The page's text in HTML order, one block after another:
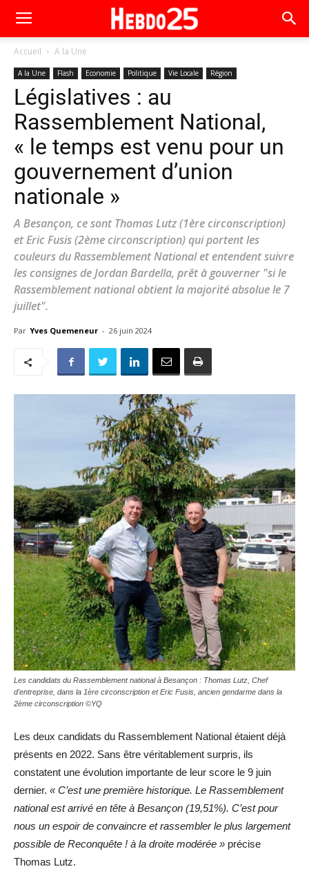
Accueil A la Une
A la Une Flash Economie Politique Vie Locale Région
Législatives : au
Rassemblement National,
« le temps est venu pour un
gouvernement d’union
nationale »
A Besançon, ce sont Thomas Lutz (1ère circonscription)
et Eric Fusis (2ème circonscription) qui portent les
couleurs du Rassemblement National et entendent suivre
les consignes de Jordan Bardella, prêt à gouverner "si le
Rassemblement national obtient la majorité absolue le 7
juillet".
Par Yves Quemeneur - 26 juin 2024
Les candidats du Rassemblement national à Besançon : Thomas Lutz, Chef
d'entreprise, dans la 1ère circonscription et Eric Fusis, ancien gendarme dans la
2ème circonscription ©YQ
Les deux candidats du Rassemblement National étaient déjà
présents en 2022. Sans être véritablement surpris, ils
constatent une évolution importante de leur score le 9 juin
dernier. « C’est une première historique. Le Rassemblement
national est arrivé en tête à Besançon (19,51%). C’est pour
nous un espoir de convaincre et rassembler le plus largement
possible de Reconquête ! à la droite modérée » précise
Thomas Lutz.